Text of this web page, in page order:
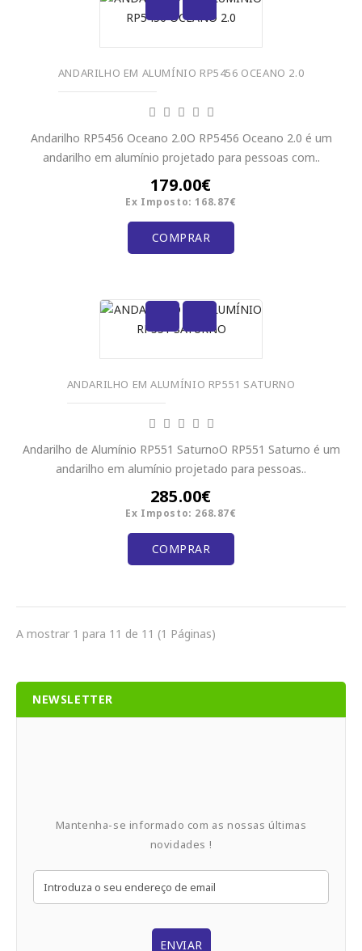
ANDARILHO EM ALUMÍNIO RP5456 OCEANO 2.0
Andarilho RP5456 Oceano 2.0O RP5456 Oceano 2.0 é um
andarilho em alumínio projetado para pessoas com..
179.00€
Ex Imposto: 168.87€
COMPRAR
ANDARILHO EM ALUMÍNIO RP551 SATURNO
Andarilho de Alumínio RP551 SaturnoO RP551 Saturno é um
andarilho em alumínio projetado para pessoas..
285.00€
Ex Imposto: 268.87€
COMPRAR
A mostrar 1 para 11 de 11 (1 Páginas)
NEWSLETTER
Mantenha-se informado com as nossas últimas
novidades !
ENVIAR